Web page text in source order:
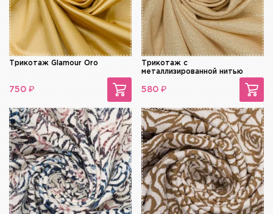
Трикотаж Glamour Oro
750 ₽
Трикотаж с
металлизированной нитью
580 ₽